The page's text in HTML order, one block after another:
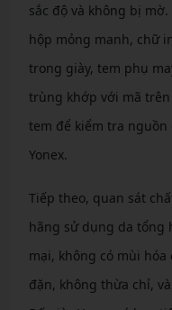
sắc độ và không bị
hộp mỏng manh, chữ
trong giày, tem phụ
trùng khớp với mã trên
tem để kiểm tra
Yonex.
Tiếp theo, quan sát
hãng sử dụng da tổng
mại, không có mùi
đặn, không thừa chỉ,